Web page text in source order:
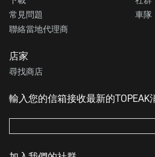
常見問題
聯絡當地代理商
車隊
店家
尋找商店
輸入您的信箱接收最新的TOPEAK